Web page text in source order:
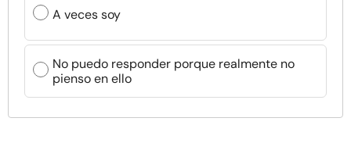
A veces soy
No puedo responder porque realmente no
pienso en ello